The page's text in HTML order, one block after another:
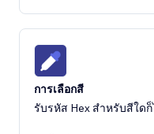
การเลือกสี
รับรหัส Hex สำหรับสีใ